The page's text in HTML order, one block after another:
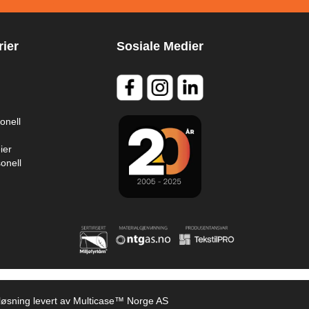
Sosiale Medier
levert av Multicase™ Norge AS